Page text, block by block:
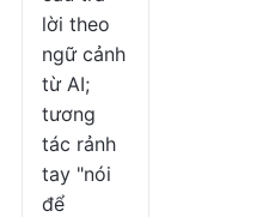
lời theo
ngữ cảnh
từ AI;
tương
tác rảnh
tay "nói
để